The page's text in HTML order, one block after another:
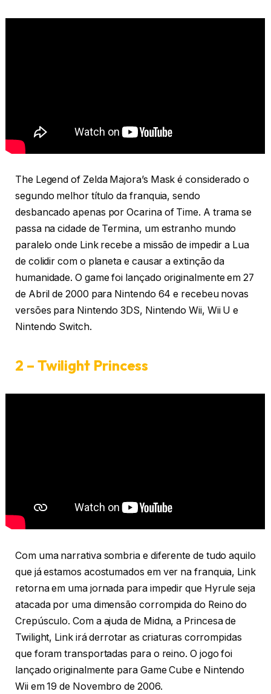
The Legend of Zelda Majora’s Mask é considerado o
segundo melhor título da franquia, sendo
desbancado apenas por Ocarina of Time. A trama se
passa na cidade de Termina, um estranho mundo
paralelo onde Link recebe a missão de impedir a Lua
de colidir com o planeta e causar a extinção da
humanidade. O game foi lançado originalmente em 27
de Abril de 2000 para Nintendo 64 e recebeu novas
versões para Nintendo 3DS, Nintendo Wii, Wii U e
Nintendo Switch.
2 – Twilight Princess
Com uma narrativa sombria e diferente de tudo aquilo
que já estamos acostumados em ver na franquia, Link
retorna em uma jornada para impedir que Hyrule seja
atacada por uma dimensão corrompida do Reino do
Crepúsculo. Com a ajuda de Midna, a Princesa de
Twilight, Link irá derrotar as criaturas corrompidas
que foram transportadas para o reino. O jogo foi
lançado originalmente para Game Cube e Nintendo
Wii em 19 de Novembro de 2006.